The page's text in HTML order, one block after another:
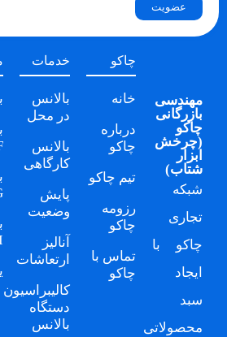
عضویت
مهندسی
بازرگانی
چاکو
(چرخش
ابزار
شتاب)
شبکه
تجاری
چاکو با
ایجاد
سبد
محصولاتی
چاکو
خانه
درباره
چاکو
تیم چاکو
رزومه
چاکو
تماس با
چاکو
خدمات
بالانس
در محل
بالانس
کارگاهی
پایش
وضعیت
آنالیز
ارتعاشات
کالیبراسیون
دستگاه
بالانس